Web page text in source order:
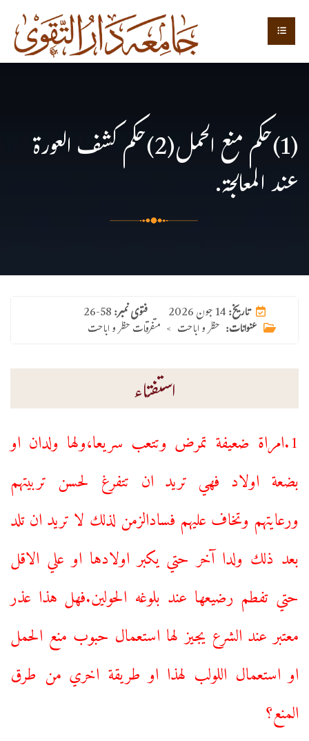
(1)حكم منع الحمل(2)حكم كشف العورة
عند المعالجة.
فتوی نمبر:26-58 تاریخ:14 جون 2026
عنوانات: حظر و اباحت > متفرقات حظر و اباحت
استفتاء
1.امراة ضعيفة تمرض وتتعب سريعا،ولها ولدان او
بضعة اولاد فهي تريد ان تتفرغ لحسن تربيتهم
ورعايتهم وتخاف عليهم فسادالزمن لذلك لا تريد ان تلد
بعد ذلك ولدا آخر حتي يكبر اولادها او علي الاقل
حتي تفطم رضيعها عند بلوغه الحولين.فهل هذا عذر
معتبر عند الشرع يجيز لها استعمال حبوب منع الحمل
او استعمال اللولب لهذا او طريقة اخري من طرق
المنع؟